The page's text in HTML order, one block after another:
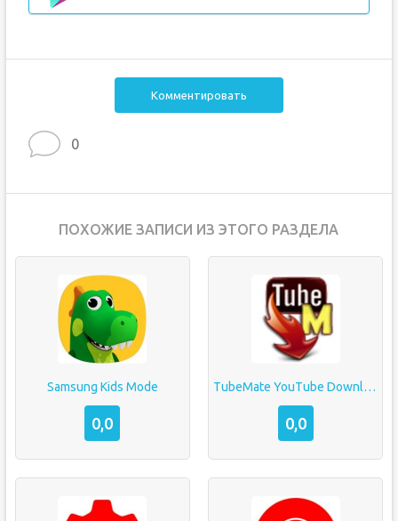
Комментировать
0
ПОХОЖИЕ ЗАПИСИ ИЗ ЭТОГО РАЗДЕЛА
Samsung Kids Mode
0,0
TubeMate YouTube Downloader
0,0